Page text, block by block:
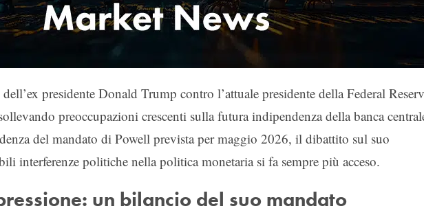
presidente Donald Trump contro l’attuale presidente della Federal
preoccupazioni crescenti sulla futura indipendenza della banca
del mandato di Powell prevista per maggio 2026, il dibattito sul suo
interferenze politiche nella politica monetaria si fa sempre più acceso.
un bilancio del suo mandato